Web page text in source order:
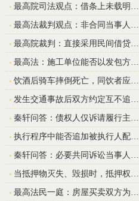
最高院司法观点：借条上未载明…
最高法裁判观点：非合同当事人…
最高院裁判：直接采用民间借贷…
最高法：施工单位能否以发包方…
饮酒后骑车摔倒死亡，同饮者应…
发生交通事故后双方约定互不追…
秦轩问答：债权人仅诉请履行主…
执行程序中能否追加被执行人配…
秦轩问答：必要共同诉讼当事人…
当抵押物灭失、毁损时，抵押权…
最高法民一庭：房屋买卖双方为…